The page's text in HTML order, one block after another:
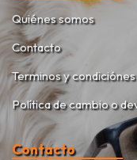
Quiénes somos
Contacto
Terminos y
Política de cambio o
Contacto